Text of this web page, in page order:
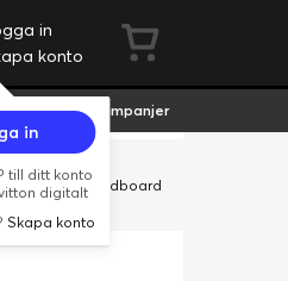
in
konto
in
till ditt konto
digitalt
Skapa konto
Kampanjer
Företag Cardboard